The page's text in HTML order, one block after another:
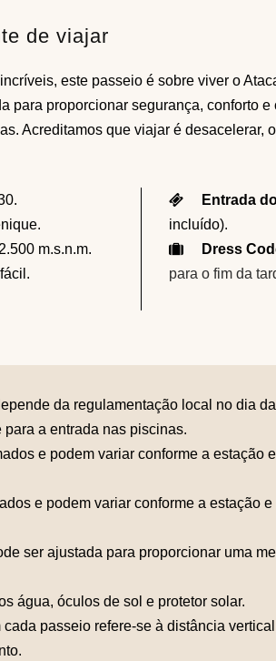
de viajar
este passeio é sobre viver o
para proporcionar segurança, conforto e
Acreditamos que viajar é desacelerar,
2.500 m.s.n.m.
fácil.
Entrada
incluído).
Dress
para o fim da
da regulamentação local no dia
a entrada nas piscinas.
e podem variar conforme a estação
e podem variar conforme a estação
ser ajustada para proporcionar uma
água, óculos de sol e protetor solar.
cada passeio refere-se à distância